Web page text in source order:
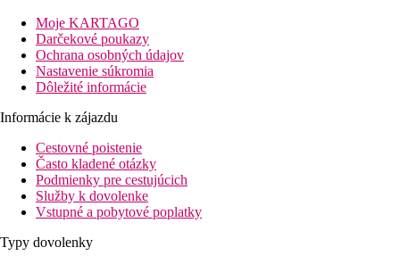
bazéne a terasa s lehátkami a slnečníkmi zadarmo, osušky za
kauciu.
Popis izby
DR:kúpeľňa/WC (sušič vlasov), klimatizácia, telefón,
minibar, TV/sat., trezor za poplatok, francúzske okno.
DRSS:pozri DR, balkón smerom k moru.
DRSF:
Informácie o hoteli
Príležitostne živá hudba v bare.
Stravovanie
Raňajky
Raňajky formou bufetu
Moje KARTAGO
Darčekové poukazy
Ochrana osobných údajov
Nastavenie súkromia
Dôležité informácie
Informácie k zájazdu
Cestovné poistenie
Často kladené otázky
Podmienky pre cestujúcich
Služby k dovolenke
Vstupné a pobytové poplatky
Typy dovolenky